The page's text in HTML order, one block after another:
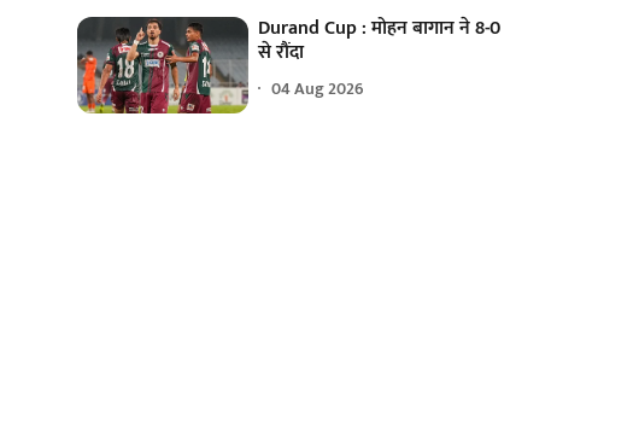
Durand Cup : मोहन बागान ने 8-0
से रौंदा
04 Aug 2026